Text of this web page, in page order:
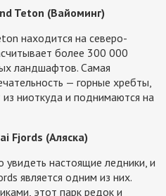
Teton (Вайоминг)
находится на северо-
более 300 000
ландшафтов. Самая
— горные хребты,
ниоткуда и поднимаются на
Fjords (Аляска)
настоящие ледники, и
является одним из них.
этот парк редок и